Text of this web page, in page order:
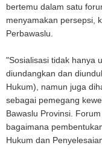
bertemu dalam satu
menyamakan persepsi,
Perbawaslu.
"Sosialisasi tidak hanya
diundangkan dan
Hukum), namun juga
sebagai pemegang
Bawaslu Provinsi.
bagaimana
Hukum dan